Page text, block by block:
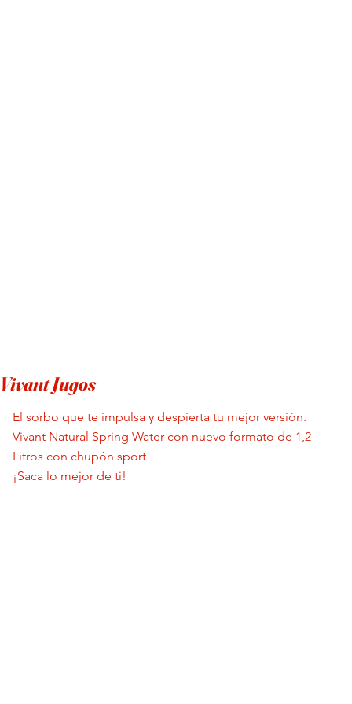
Vivant Jugos
El sorbo que te impulsa y despierta tu mejor versión.
Vivant Natural Spring Water con nuevo formato de 1,2
Litros con chupón sport
¡Saca lo mejor de ti!